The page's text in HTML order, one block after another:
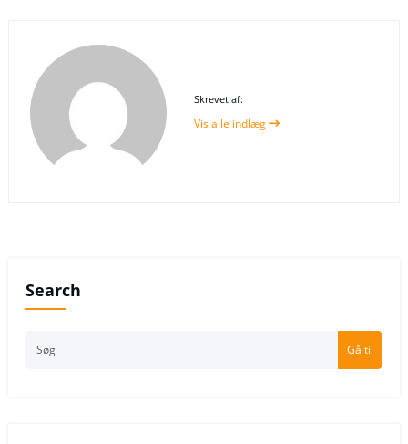
Skrevet af:
Vis alle indlæg
Search
Gå til